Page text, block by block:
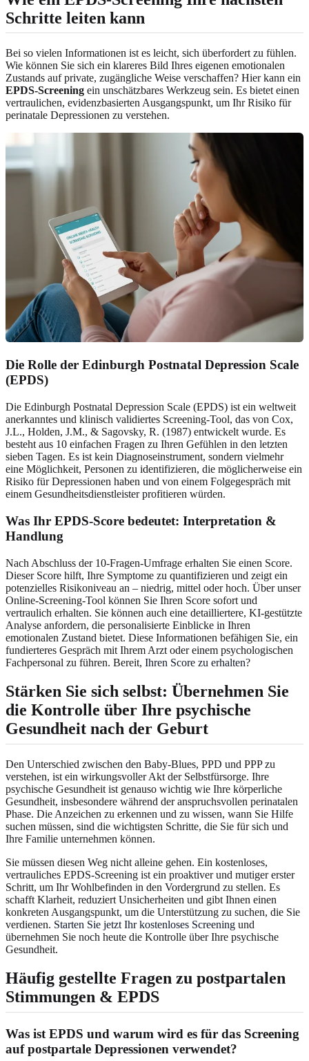
Schritte leiten kann
Bei so vielen Informationen ist es leicht, sich überfordert zu fühlen.
Wie können Sie sich ein klareres Bild Ihres eigenen emotionalen
Zustands auf private, zugängliche Weise verschaffen? Hier kann ein
EPDS-Screening ein unschätzbares Werkzeug sein. Es bietet einen
vertraulichen, evidenzbasierten Ausgangspunkt, um Ihr Risiko für
perinatale Depressionen zu verstehen.
Die Rolle der Edinburgh Postnatal Depression Scale
(EPDS)
Die Edinburgh Postnatal Depression Scale (EPDS) ist ein weltweit
anerkanntes und klinisch validiertes Screening-Tool, das von Cox,
J.L., Holden, J.M., & Sagovsky, R. (1987) entwickelt wurde. Es
besteht aus 10 einfachen Fragen zu Ihren Gefühlen in den letzten
sieben Tagen. Es ist kein Diagnoseinstrument, sondern vielmehr
eine Möglichkeit, Personen zu identifizieren, die möglicherweise ein
Risiko für Depressionen haben und von einem Folgegespräch mit
einem Gesundheitsdienstleister profitieren würden.
Was Ihr EPDS-Score bedeutet: Interpretation &
Handlung
Nach Abschluss der 10-Fragen-Umfrage erhalten Sie einen Score.
Dieser Score hilft, Ihre Symptome zu quantifizieren und zeigt ein
potenzielles Risikoniveau an – niedrig, mittel oder hoch. Über unser
Online-Screening-Tool können Sie Ihren Score sofort und
vertraulich erhalten. Sie können auch eine detailliertere, KI-gestützte
Analyse anfordern, die personalisierte Einblicke in Ihren
emotionalen Zustand bietet. Diese Informationen befähigen Sie, ein
fundierteres Gespräch mit Ihrem Arzt oder einem psychologischen
Fachpersonal zu führen. Bereit, Ihren Score zu erhalten?
Stärken Sie sich selbst: Übernehmen Sie
die Kontrolle über Ihre psychische
Gesundheit nach der Geburt
Den Unterschied zwischen den Baby-Blues, PPD und PPP zu
verstehen, ist ein wirkungsvoller Akt der Selbstfürsorge. Ihre
psychische Gesundheit ist genauso wichtig wie Ihre körperliche
Gesundheit, insbesondere während der anspruchsvollen perinatalen
Phase. Die Anzeichen zu erkennen und zu wissen, wann Sie Hilfe
suchen müssen, sind die wichtigsten Schritte, die Sie für sich und
Ihre Familie unternehmen können.
Sie müssen diesen Weg nicht alleine gehen. Ein kostenloses,
vertrauliches EPDS-Screening ist ein proaktiver und mutiger erster
Schritt, um Ihr Wohlbefinden in den Vordergrund zu stellen. Es
schafft Klarheit, reduziert Unsicherheiten und gibt Ihnen einen
konkreten Ausgangspunkt, um die Unterstützung zu suchen, die Sie
verdienen. Starten Sie jetzt Ihr kostenloses Screening und
übernehmen Sie noch heute die Kontrolle über Ihre psychische
Gesundheit.
Häufig gestellte Fragen zu postpartalen
Stimmungen & EPDS
Was ist EPDS und warum wird es für das Screening
auf postpartale Depressionen verwendet?